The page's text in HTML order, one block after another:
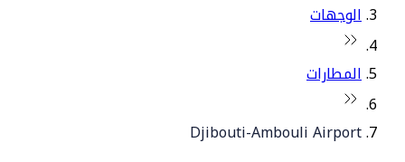
الوجهات
المطارات
Djibouti-Ambouli Airport